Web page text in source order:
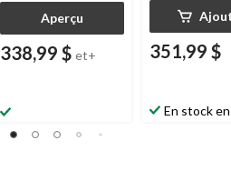
Aperçu
338,99 $ et+ 351,99 $
En stock